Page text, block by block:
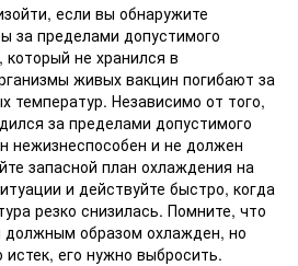
если вы обнаружите
за пределами допустимого
который не хранился в
живых вакцин погибают за
температур. Независимо от того,
за пределами допустимого
нежизнеспособен и не должен
запасной план охлаждения на
и действуйте быстро, когда
резко снизилась. Помните, что
должным образом охлажден, но
истек, его нужно выбросить.